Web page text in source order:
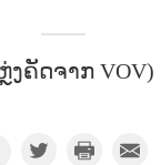
ງຄັດຈາກ VOV)